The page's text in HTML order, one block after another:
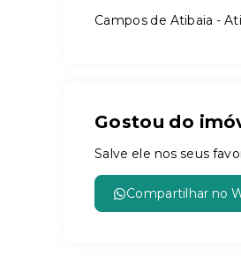
Campos de Atibaia -
Gostou do
Salve ele nos seus
Compartilhar no